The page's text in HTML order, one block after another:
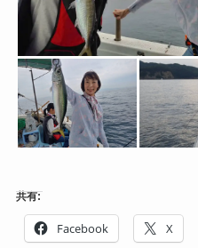
共有:
Facebook X